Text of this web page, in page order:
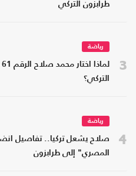
طرابزون التركي
3
رياضة
التركي؟
4
رياضة
صلاح يشعل تركيا.. تفاصيل
المصري" إلى طرابزون